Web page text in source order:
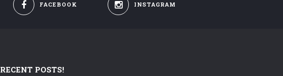
FACEBOOK INSTAGRAM
RECENT POSTS!